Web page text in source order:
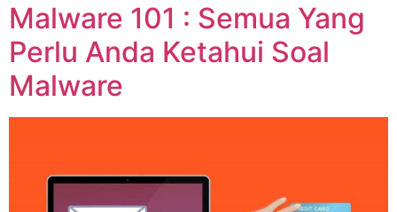
Malware 101 : Semua Yang
Perlu Anda Ketahui Soal
Malware